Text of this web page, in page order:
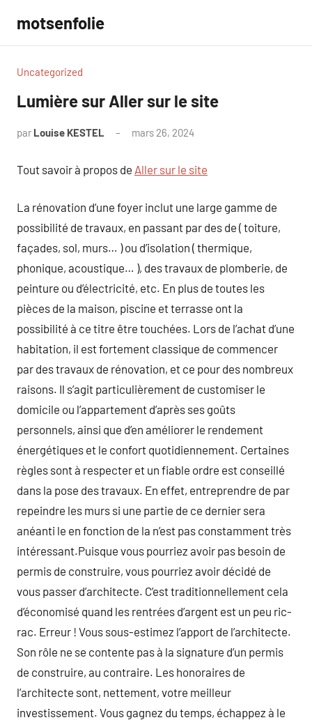
contenu
motsenfolie
Uncategorized
Lumière sur Aller sur le site
par Louise KESTEL mars 26, 2024
Tout savoir à propos de Aller sur le site
La rénovation d’une foyer inclut une large gamme de
possibilité de travaux, en passant par des de ( toiture,
façades, sol, murs… ) ou d’isolation ( thermique,
phonique, acoustique… ), des travaux de plomberie, de
peinture ou d’électricité, etc. En plus de toutes les
pièces de la maison, piscine et terrasse ont la
possibilité à ce titre être touchées. Lors de l’achat d’une
habitation, il est fortement classique de commencer
par des travaux de rénovation, et ce pour des nombreux
raisons. Il s’agit particulièrement de customiser le
domicile ou l’appartement d’après ses goûts
personnels, ainsi que d’en améliorer le rendement
énergétiques et le confort quotidiennement. Certaines
règles sont à respecter et un fiable ordre est conseillé
dans la pose des travaux. En effet, entreprendre de par
repeindre les murs si une partie de ce dernier sera
anéanti le en fonction de la n’est pas constamment très
intéressant.Puisque vous pourriez avoir pas besoin de
permis de construire, vous pourriez avoir décidé de
vous passer d’architecte. C’est traditionnellement cela
d’économisé quand les rentrées d’argent est un peu ric-
rac. Erreur ! Vous sous-estimez l’apport de l’architecte.
Son rôle ne se contente pas à la signature d’un permis
de construire, au contraire. Les honoraires de
l’architecte sont, nettement, votre meilleur
investissement. Vous gagnez du temps, échappez à le